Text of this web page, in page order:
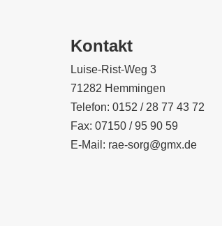
Kontakt
Luise-Rist-Weg 3
71282 Hemmingen
Telefon: 0152 / 28 77 43 72
Fax: 07150 / 95 90 59
E-Mail: rae-sorg@gmx.de